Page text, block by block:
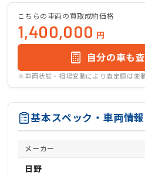
こちらの車両の買取成約価格
1,400,000 円
自分の車も
※車両状態・相場変動により査定額は変
基本スペック・車両情報
メーカー
日野